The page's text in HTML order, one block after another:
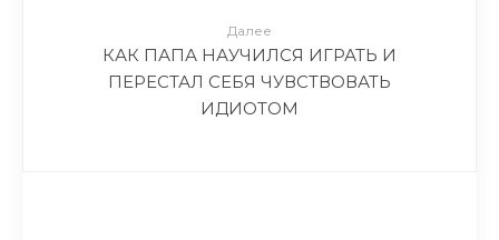
Далее
КАК ПАПА НАУЧИЛСЯ ИГРАТЬ И
ПЕРЕСТАЛ СЕБЯ ЧУВСТВОВАТЬ
ИДИОТОМ